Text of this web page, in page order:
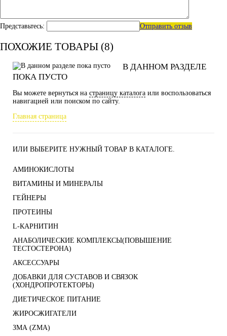
Представьтесь: Отправить отзыв
ПОХОЖИЕ ТОВАРЫ (8)
В ДАННОМ РАЗДЕЛЕ
ПОКА ПУСТО
Вы можете вернуться на страницу каталога или воспользоваться
навигацией или поиском по сайту.
Главная страница
ИЛИ ВЫБЕРИТЕ НУЖНЫЙ ТОВАР В КАТАЛОГЕ.
АМИНОКИСЛОТЫ
ВИТАМИНЫ И МИНЕРАЛЫ
ГЕЙНЕРЫ
ПРОТЕИНЫ
L-КАРНИТИН
АНАБОЛИЧЕСКИЕ КОМПЛЕКСЫ(ПОВЫШЕНИЕ
ТЕСТОСТЕРОНА)
АКСЕССУАРЫ
ДОБАВКИ ДЛЯ СУСТАВОВ И СВЯЗОК
(ХОНДРОПРОТЕКТОРЫ)
ДИЕТИЧЕСКОЕ ПИТАНИЕ
ЖИРОСЖИГАТЕЛИ
ЗМА (ZMA)